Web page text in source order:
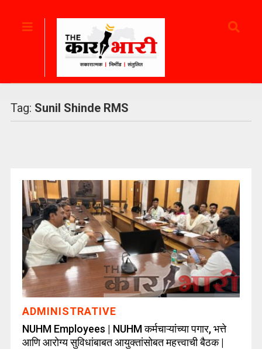
Tag: Sunil Shinde RMS
ADMINISTRATIVE
NUHM Employees | NUHM कर्मचाऱ्यांच्या पगार, भत्ते
आणि आरोग्य सुविधांबाबत आयुक्तांसोबत महत्त्वाची बैठक |